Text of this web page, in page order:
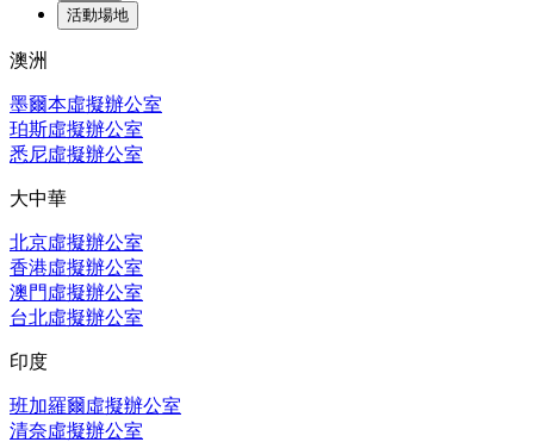
活動場地
澳洲
墨爾本虛擬辦公室
珀斯虛擬辦公室
悉尼虛擬辦公室
大中華
北京虛擬辦公室
香港虛擬辦公室
澳門虛擬辦公室
台北虛擬辦公室
印度
班加羅爾虛擬辦公室
清奈虛擬辦公室